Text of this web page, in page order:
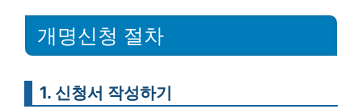
개명신청 절차
1. 신청서 작성하기